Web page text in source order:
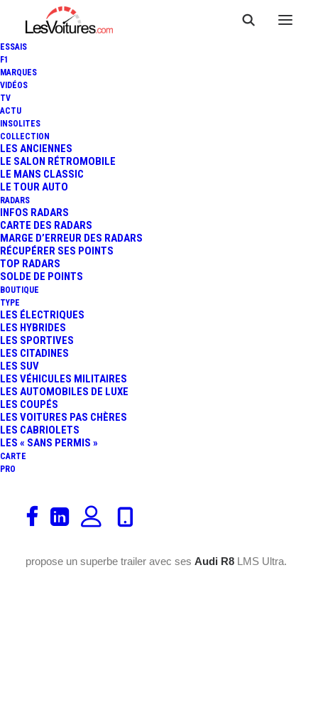
ESSAIS
F1
MARQUES
VIDÉOS
TV
ACTU
INSOLITES
COLLECTION
LES ANCIENNES
LE SALON RÉTROMOBILE
LE MANS CLASSIC
LE TOUR AUTO
RADARS
INFOS RADARS
CARTE DES RADARS
MARGE D’ERREUR DES RADARS
RÉCUPÉRER SES POINTS
TOP RADARS
SOLDE DE POINTS
BOUTIQUE
TYPE
LES ÉLECTRIQUES
LES HYBRIDES
LES SPORTIVES
LES CITADINES
LES SUV
LES VÉHICULES MILITAIRES
LES AUTOMOBILES DE LUXE
LES COUPÉS
LES VOITURES PAS CHÈRES
LES CABRIOLETS
LES « SANS PERMIS »
CARTE
PRO
CLUB TEAM WRT PRÉSENTE
SON TRAILER DES 24 HEURES
1 Minute
Les 24 Heures de Spase rapprochent à grands pas. Les
Ardennes belges seront le théâtre, les 27 et 28 juilet 2013,
propose un superbe trailer avec ses Audi R8 LMS Ultra.